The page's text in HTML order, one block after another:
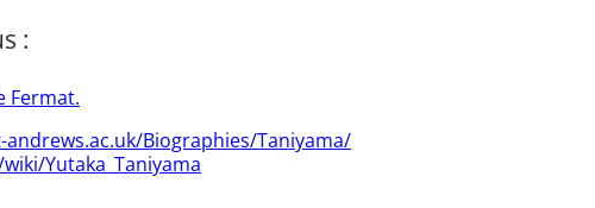
:
Fermat.
Biographies/Taniyama/
Yutaka_Taniyama